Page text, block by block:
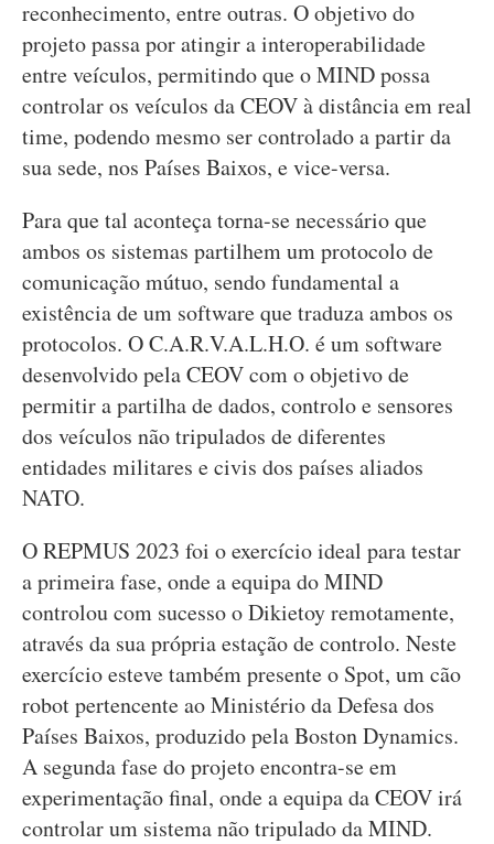
reconhecimento, entre outras. O objetivo do
projeto passa por atingir a interoperabilidade
entre veículos, permitindo que o MIND possa
controlar os veículos da CEOV à distância em real
time, podendo mesmo ser controlado a partir da
sua sede, nos Países Baixos, e vice-versa.
Para que tal aconteça torna-se necessário que
ambos os sistemas partilhem um protocolo de
comunicação mútuo, sendo fundamental a
existência de um software que traduza ambos os
protocolos. O C.A.R.V.A.L.H.O. é um software
desenvolvido pela CEOV com o objetivo de
permitir a partilha de dados, controlo e sensores
dos veículos não tripulados de diferentes
entidades militares e civis dos países aliados
NATO.
O REPMUS 2023 foi o exercício ideal para testar
a primeira fase, onde a equipa do MIND
controlou com sucesso o Dikietoy remotamente,
através da sua própria estação de controlo. Neste
exercício esteve também presente o Spot, um cão
robot pertencente ao Ministério da Defesa dos
Países Baixos, produzido pela Boston Dynamics.
A segunda fase do projeto encontra-se em
experimentação final, onde a equipa da CEOV irá
controlar um sistema não tripulado da MIND.